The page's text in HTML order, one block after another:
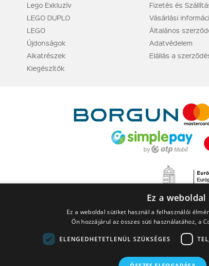
Lego Exkluzív
LEGO DUPLO
LEGO
Újdonságok
Alkatrészek
Kiegészítők
Fizetés és
Vásárlási
Általános
Adatvédelem
Elállás a
a DUPLO, a DUPLO logó, a NINJAGO, a NINJAGO logó, a
Ez a
Ez a weboldal sütiket használ a felhasználói
Ön hozzájárul az összes süti használatához, a
ELENGEDHETETLENÜL SZÜKSÉGES